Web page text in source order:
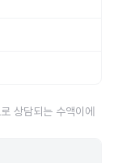
상담되는 수액이에